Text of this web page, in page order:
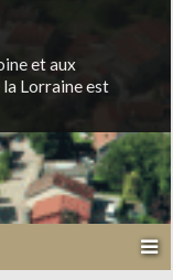
et aux
Lorraine est